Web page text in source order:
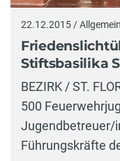
22.12.2015 / Allgemein
Stiftsbasilika
BEZIRK / ST.
500
Jugendbetreuer/
Führungskräfte